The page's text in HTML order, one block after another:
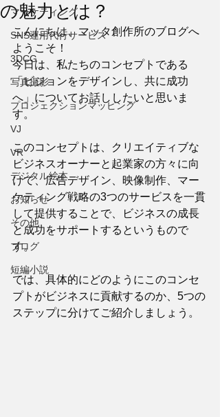
マーケティング
SNS運用代行サービス
3DCG
写真撮影
プロジェクションマッピング
VJ
VR
デジタル絵本
お知らせ
その他
ブログ
短編小説
の魅力とは？
こんにちは、マッタ創作所のブログへ
ようこそ！
今日は、私たちのコンセプトである
「ビジョンをデザインし、共に成功
へ」についてお話ししたいと思いま
す。
このコンセプトは、クリエイティブな
ビジネスオーナーと起業家の方々に向
けて、広告デザイン、映像制作、マー
ケティング戦略の3つのサービスを一貫
して提供することで、ビジネスの成長
と成功をサポートするというもので
す。
では、具体的にどのようにこのコンセ
プトがビジネスに貢献するのか、5つの
ステップに分けてご紹介しましょう。